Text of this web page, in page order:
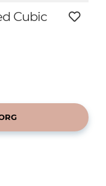
Cubic